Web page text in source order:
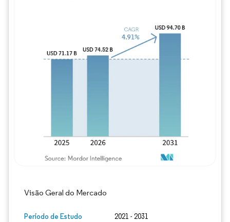
Visão Geral do Mercado
Período de Estudo 2021 - 2031